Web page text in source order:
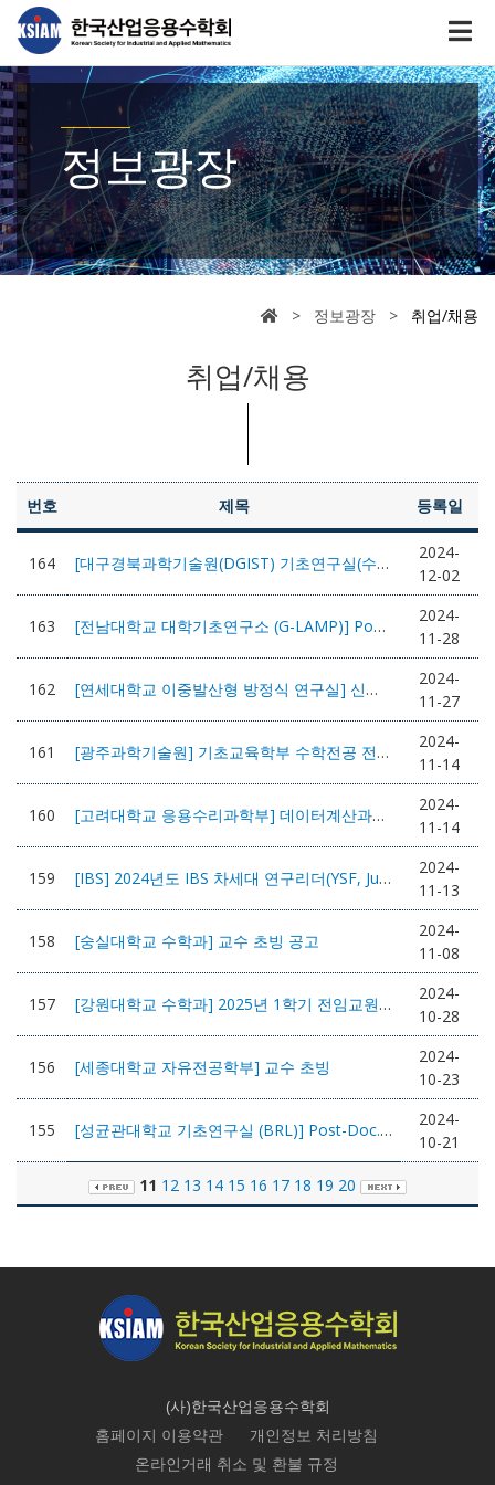
정보광장
> 정보광장 > 취업/채용
취업/채용
번호 제목 등록일
164 [대구경북과학기술원(DGIST) 기초연구실(수학)] 박사후연구원 채용 공고
2024-
12-02
163 [전남대학교 대학기초연구소 (G-LAMP)] Post-Doc. 채용
2024-
11-28
162 [연세대학교 이중발산형 방정식 연구실] 신진연구원 초빙 공고
2024-
11-27
161 [광주과학기술원] 기초교육학부 수학전공 전임교원 초빙 공고
2024-
11-14
160 [고려대학교 응용수리과학부] 데이터계산과학전공 연구원 모집
2024-
11-14
159 [IBS] 2024년도 IBS 차세대 연구리더(YSF, Junior CI) 공개모집
2024-
11-13
158 [숭실대학교 수학과] 교수 초빙 공고
2024-
11-08
157 [강원대학교 수학과] 2025년 1학기 전임교원 초빙 공고 (응용수학 분야)
2024-
10-28
156 [세종대학교 자유전공학부] 교수 초빙
2024-
10-23
155 [성균관대학교 기초연구실 (BRL)] Post-Doc. 채용 공고
2024-
10-21
11 12 13 14 15 16 17 18 19 20
(사)한국산업응용수학회
홈페이지 이용약관
개인정보 처리방침
온라인거래 취소 및 환불 규정